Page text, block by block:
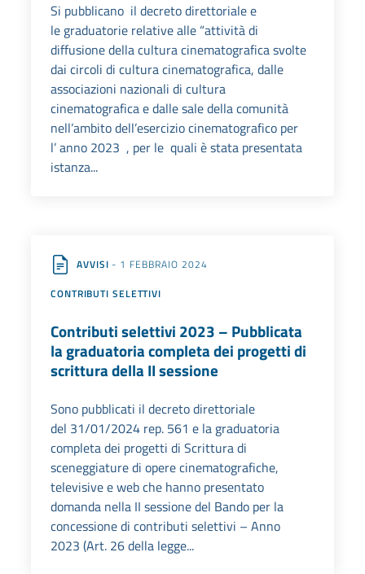
Si pubblicano il decreto direttoriale e
le graduatorie relative alle “attività di
diffusione della cultura cinematografica svolte
dai circoli di cultura cinematografica, dalle
associazioni nazionali di cultura
cinematografica e dalle sale della comunità
nell’ambito dell’esercizio cinematografico per
l’ anno 2023 , per le quali è stata presentata
istanza...
AVVISI - 1 FEBBRAIO 2024
CONTRIBUTI SELETTIVI
Contributi selettivi 2023 – Pubblicata
la graduatoria completa dei progetti di
scrittura della II sessione
Sono pubblicati il decreto direttoriale
del 31/01/2024 rep. 561 e la graduatoria
completa dei progetti di Scrittura di
sceneggiature di opere cinematografiche,
televisive e web che hanno presentato
domanda nella II sessione del Bando per la
concessione di contributi selettivi – Anno
2023 (Art. 26 della legge...